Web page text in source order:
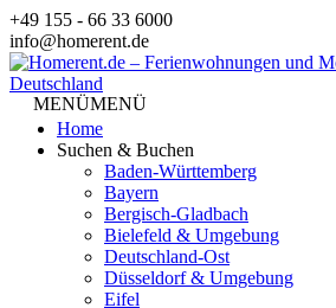
Zum
Inhalt
springen
+49 155 - 66 33 6000
info@homerent.de
MENÜMENÜ
Home
Suchen & Buchen
Baden-Württemberg
Bayern
Bergisch-Gladbach
Bielefeld & Umgebung
Deutschland-Ost
Düsseldorf & Umgebung
Eifel